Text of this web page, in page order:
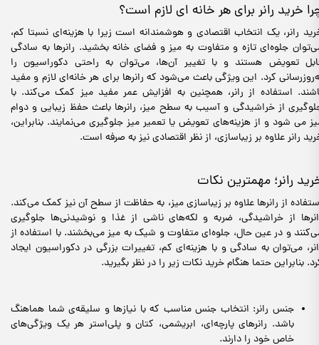
خرید رانر برای هر خانه ای لازم است؟
رانر، یک انتخاب اقتصادی و هوشمندانه است زیرا با هزینه‌ای نسبتا کم،
جلوه‌ای تازه و متفاوت به میز و فضای خانه بخشید. رانرها به سادگی
تعویض هستند و با تغییر آن‌ها، می‌توان به راحتی دکوراسیون را
کرد. این ویژگی باعث می‌شود که رانرها برای هر خانه‌ای لازم و مفید
استفاده از رانر، همچنین به افزایش عمر مفید میز کمک می‌کند. با
از خراشیدگی و آسیب به سطح میز، رانرها باعث حفظ زیبایی و دوام
می شود و از هزینه‌های تعویض یا تعمیر میز جلوگیری می‌نمایند. بنابراین،
رانر علاوه بر زیباسازی، از نظر اقتصادی نیز به صرفه است.
رانر؛ مهمترین نکات
از رانرها علاوه بر زیباسازی میز، به حفاظت از سطح آن نیز کمک می‌کند.
از خراشیدگی، ضربه و لکه‌های ناشی از غذا و نوشیدنی‌ها جلوگیری
و در عین حال، جلوه‌ای متفاوت و شیک به میز می‌بخشند. با استفاده از
می‌توان به سادگی و با هزینه‌ای کم، تغییرات بزرگی در دکوراسیون ایجاد
بنابراین حتما هنگام خرید نکات زیر را در نظر بگیرید.
جنس رانر: انتخاب جنس مناسب که با نیازها و سلیقه‌ی شما هماهنگ
باشد. رانرهای پارچه‌ای، ابریشمی، کتان و پلی‌استر هر یک ویژگی‌های
خاص خود را دارند.